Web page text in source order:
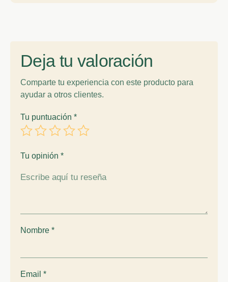
Deja tu valoración
Comparte tu experiencia con este producto para
ayudar a otros clientes.
Tu puntuación *
Tu opinión *
Nombre *
Email *